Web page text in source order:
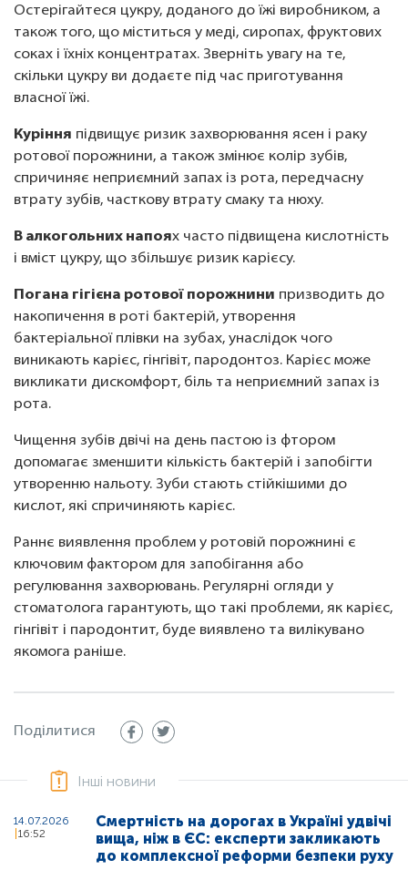
Остерігайтеся цукру, доданого до їжі виробником, а
також того, що міститься у меді, сиропах, фруктових
соках і їхніх концентратах. Зверніть увагу на те,
скільки цукру ви додаєте під час приготування
власної їжі.
Куріння підвищує ризик захворювання ясен і раку
ротової порожнини, а також змінює колір зубів,
спричиняє неприємний запах із рота, передчасну
втрату зубів, часткову втрату смаку та нюху.
В алкогольних напоях часто підвищена кислотність
і вміст цукру, що збільшує ризик карієсу.
Погана гігієна ротової порожнини призводить до
накопичення в роті бактерій, утворення
бактеріальної плівки на зубах, унаслідок чого
виникають карієс, гінгівіт, пародонтоз. Карієс може
викликати дискомфорт, біль та неприємний запах із
рота.
Чищення зубів двічі на день пастою із фтором
допомагає зменшити кількість бактерій і запобігти
утворенню нальоту. Зуби стають стійкішими до
кислот, які спричиняють карієс.
Раннє виявлення проблем у ротовій порожнині є
ключовим фактором для запобігання або
регулювання захворювань. Регулярні огляди у
стоматолога гарантують, що такі проблеми, як карієс,
гінгівіт і пародонтит, буде виявлено та вилікувано
якомога раніше.
Поділитися
Інші новини
14.07.2026
16:52
Смертність на дорогах в Україні удвічі
вища, ніж в ЄС: експерти закликають
до комплексної реформи безпеки руху